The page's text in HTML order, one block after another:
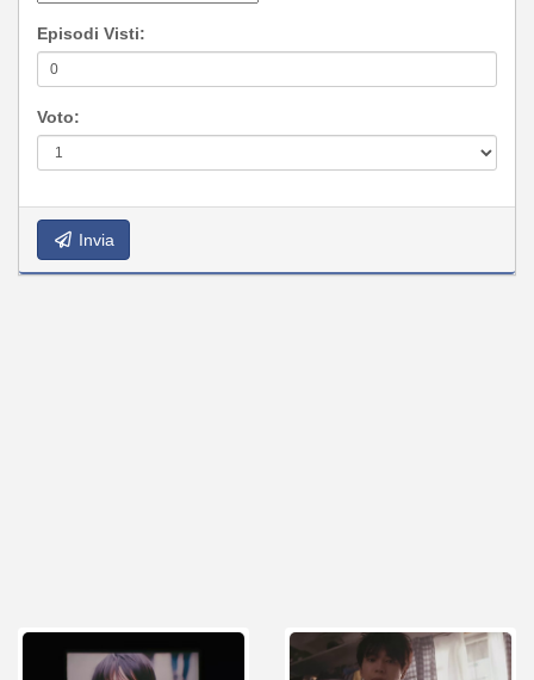
Episodi Visti:
Voto:
Invia